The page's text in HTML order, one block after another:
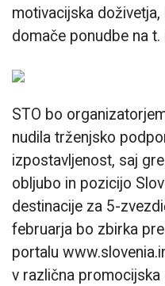
motivacijska doživetja,
domače ponudbe na t.
STO bo
nudila trženjsko
izpostavljenost, saj
obljubo in pozicijo
destinacije za 5-
februarja bo zbirka
portalu
v različna promocijska